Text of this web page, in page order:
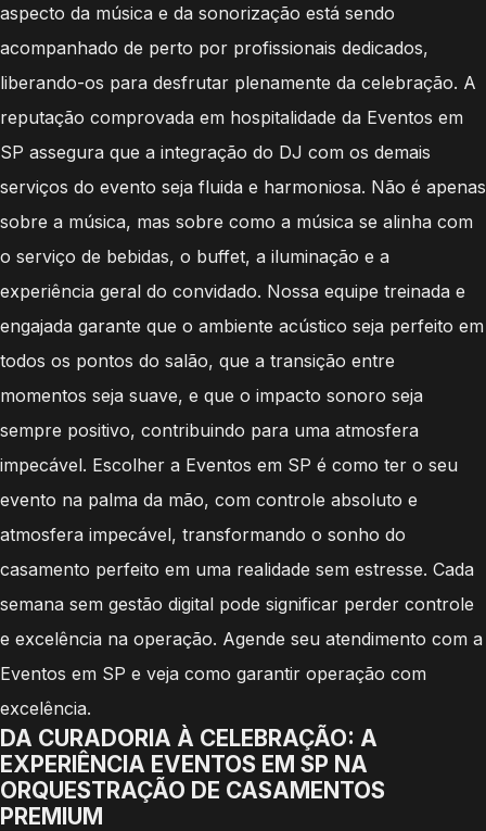
aspecto da música e da sonorização está sendo
acompanhado de perto por profissionais dedicados,
liberando-os para desfrutar plenamente da celebração. A
reputação comprovada em hospitalidade da Eventos em
SP assegura que a integração do DJ com os demais
serviços do evento seja fluida e harmoniosa. Não é apenas
sobre a música, mas sobre como a música se alinha com
o serviço de bebidas, o buffet, a iluminação e a
experiência geral do convidado. Nossa equipe treinada e
engajada garante que o ambiente acústico seja perfeito em
todos os pontos do salão, que a transição entre
momentos seja suave, e que o impacto sonoro seja
sempre positivo, contribuindo para uma atmosfera
impecável. Escolher a Eventos em SP é como ter o seu
evento na palma da mão, com controle absoluto e
atmosfera impecável, transformando o sonho do
casamento perfeito em uma realidade sem estresse. Cada
semana sem gestão digital pode significar perder controle
e excelência na operação. Agende seu atendimento com a
Eventos em SP e veja como garantir operação com
excelência.
DA CURADORIA À CELEBRAÇÃO: A
EXPERIÊNCIA EVENTOS EM SP NA
ORQUESTRAÇÃO DE CASAMENTOS
PREMIUM